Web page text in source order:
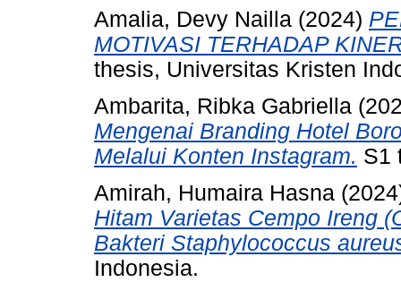
Amalia, Devy Nailla (2024)
MOTIVASI TERHADAP
thesis, Universitas Kristen
Ambarita, Ribka Gabriella
Mengenai Branding Hotel
Melalui Konten Instagram. S1
Amirah, Humaira Hasna
Hitam Varietas Cempo Ireng
Bakteri Staphylococcus
Indonesia.